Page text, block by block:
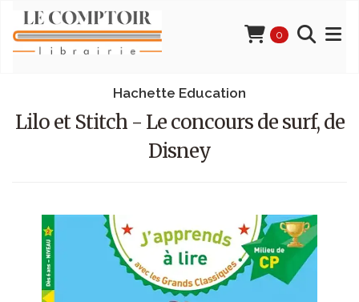
0
Hachette Education
Lilo et Stitch - Le concours de surf, de
Disney